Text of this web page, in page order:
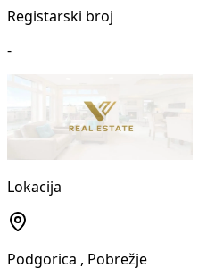
Registarski broj
-
Lokacija
Podgorica , Pobrežje